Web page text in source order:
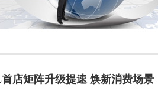
店矩阵升级提速 焕新消费场景